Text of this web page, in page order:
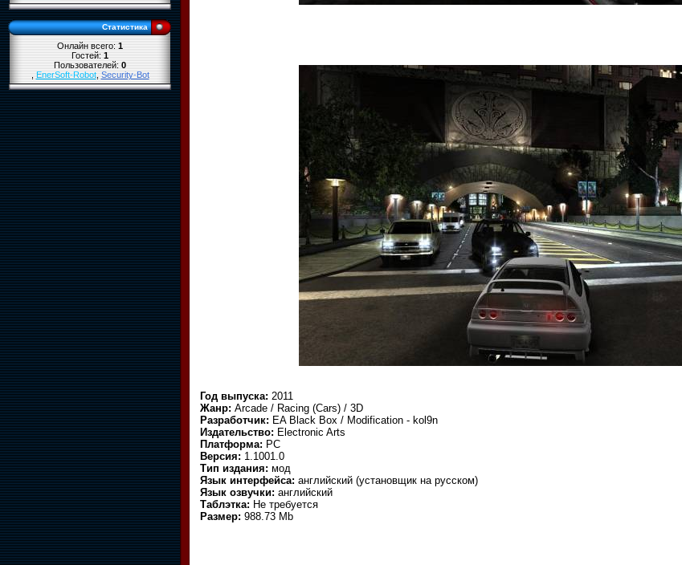
Статистика
Онлайн всего:1
Гостей:1
Пользователей:0
,EnerSoft-Robot,Security-Bot
Год выпуска: 2011
Жанр: Arcade / Racing (Cars) / 3D
Разработчик: EA Black Box / Modification - kol9n
Издательство: Electronic Arts
Платформа: PC
Версия: 1.1001.0
Тип издания: мод
Язык интерфейса: английский (установщик на русском)
Язык озвучки: английский
Таблэтка: Не требуется
Размер: 988.73 Mb